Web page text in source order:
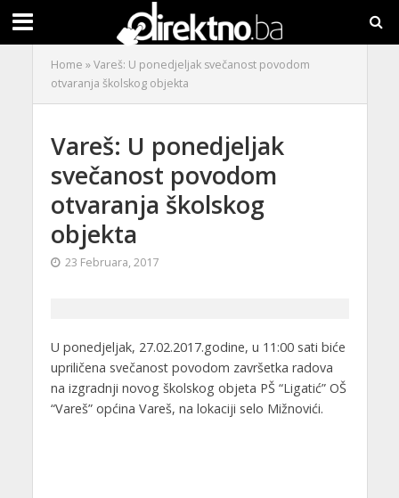
Home »Vareš: U ponedjeljak svečanost povodom
otvaranja školskog objekta
Vareš: U ponedjeljak
svečanost povodom
otvaranja školskog
objekta
23 Februara, 2017
U ponedjeljak, 27.02.2017.godine, u 11:00 sati biće
upriličena svečanost povodom završetka radova
na izgradnji novog školskog objeta PŠ “Ligatić” OŠ
“Vareš” općina Vareš, na lokaciji selo Mižnovići.